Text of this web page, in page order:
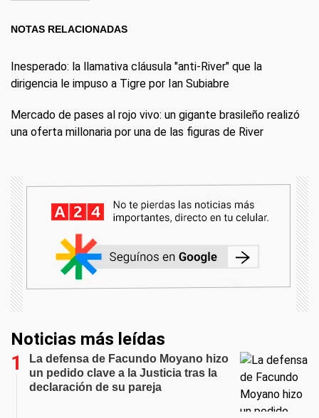
NOTAS RELACIONADAS
Inesperado: la llamativa cláusula "anti-River" que la
dirigencia le impuso a Tigre por Ian Subiabre
Mercado de pases al rojo vivo: un gigante brasileño realizó
una oferta millonaria por una de las figuras de River
Noticias más leídas
La defensa de Facundo Moyano hizo
un pedido clave a la Justicia tras la
declaración de su pareja